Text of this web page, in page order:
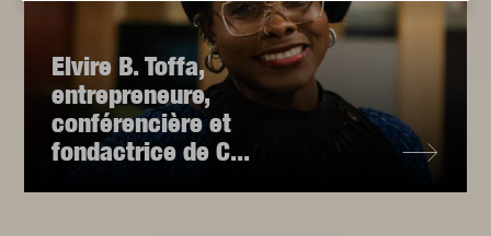
Elvire B. Toffa,
entrepreneure,
conférencière et
fondactrice de C...